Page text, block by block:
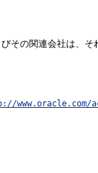
その関連会社は、